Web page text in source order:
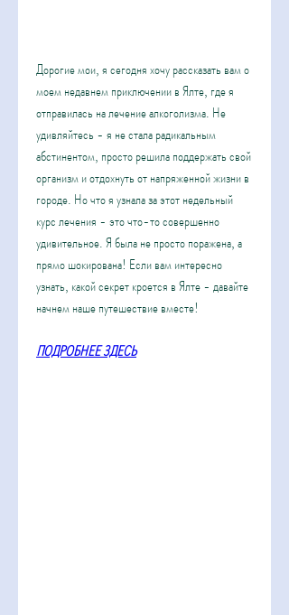
Дорогие мои, я сегодня хочу рассказать вам о
моем недавнем приключении в Ялте, где я
отправилась на лечение алкоголизма. Не
удивляйтесь - я не стала радикальным
абстинентом, просто решила поддержать свой
организм и отдохнуть от напряженной жизни в
городе. Но что я узнала за этот недельный
курс лечения - это что-то совершенно
удивительное. Я была не просто поражена, а
прямо шокирована! Если вам интересно
узнать, какой секрет кроется в Ялте - давайте
начнем наше путешествие вместе!
ПОДРОБНЕЕ ЗДЕСЬ